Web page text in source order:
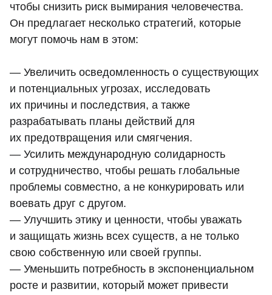
чтобы снизить риск вымирания человечества.
Он предлагает несколько стратегий, которые
могут помочь нам в этом:
— Увеличить осведомленность о существующих
и потенциальных угрозах, исследовать
их причины и последствия, а также
разрабатывать планы действий для
их предотвращения или смягчения.
— Усилить международную солидарность
и сотрудничество, чтобы решать глобальные
проблемы совместно, а не конкурировать или
воевать друг с другом.
— Улучшить этику и ценности, чтобы уважать
и защищать жизнь всех существ, а не только
свою собственную или своей группы.
— Уменьшить потребность в экспоненциальном
росте и развитии, который может привести